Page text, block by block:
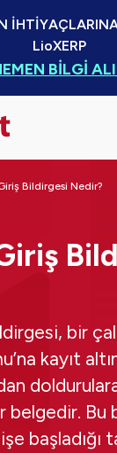
LioXERP
BİLGİ
Bildirgesi Nedir?
bir
kayıt
Bu
başladığı